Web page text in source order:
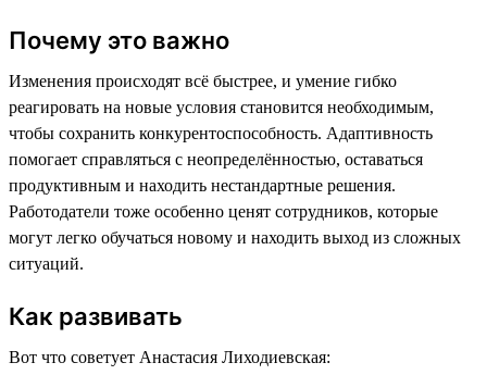
Почему это важно
Изменения происходят всё быстрее, и умение гибко
реагировать на новые условия становится необходимым,
чтобы сохранить конкурентоспособность. Адаптивность
помогает справляться с неопределённостью, оставаться
продуктивным и находить нестандартные решения.
Работодатели тоже особенно ценят сотрудников, которые
могут легко обучаться новому и находить выход из сложных
ситуаций.
Как развивать
Вот что советует Анастасия Лиходиевская: